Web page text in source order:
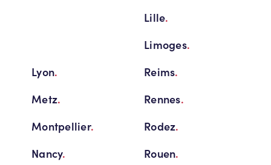
Lille.
Limoges.
Lyon.
Metz.
Montpellier.
Nancy.
Reims.
Rennes.
Rodez.
Rouen.